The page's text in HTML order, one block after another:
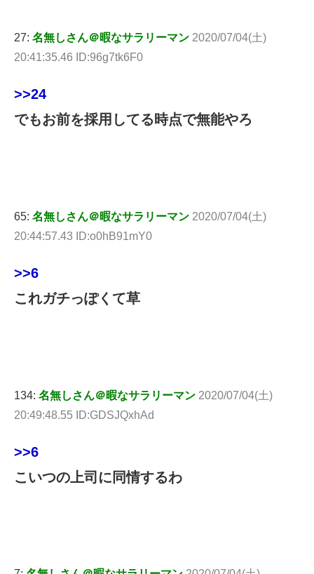
27: 名無しさん＠暇なサラリーマン 2020/07/04(土)
20:41:35.46 ID:96g7tk6F0
>>24
でもお前を採用してる時点で無能やろ
65: 名無しさん＠暇なサラリーマン 2020/07/04(土)
20:44:57.43 ID:o0hB91mY0
>>6
これガチっぽくて草
134: 名無しさん＠暇なサラリーマン 2020/07/04(土)
20:49:48.55 ID:GDSJQxhAd
>>6
こいつの上司に同情するわ